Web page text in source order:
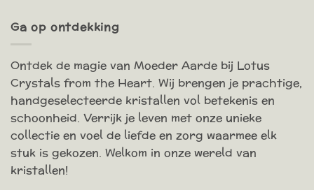
Ga op ontdekking
Ontdek de magie van Moeder Aarde bij Lotus
Crystals from the Heart. Wij brengen je prachtige,
handgeselecteerde kristallen vol betekenis en
schoonheid. Verrijk je leven met onze unieke
collectie en voel de liefde en zorg waarmee elk
stuk is gekozen. Welkom in onze wereld van
kristallen!